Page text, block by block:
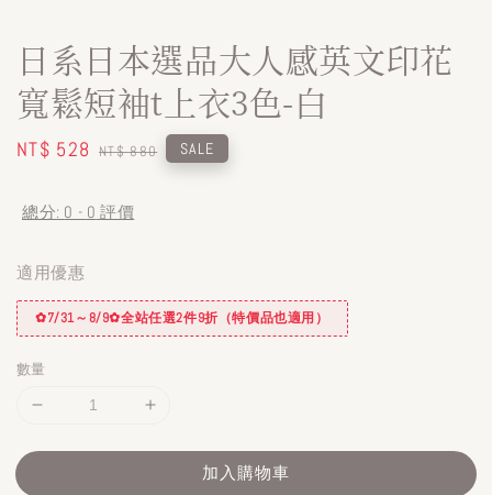
日系日本選品大人感英文印花
寬鬆短袖t上衣3色-白
Sale
NT$ 528 Regular
NT$ 880 SALE
總分: 0 - 0 評價
適用優惠
✿7/31～8/9✿全站任選2件9折（特價品也適用）
數量
加入購物車